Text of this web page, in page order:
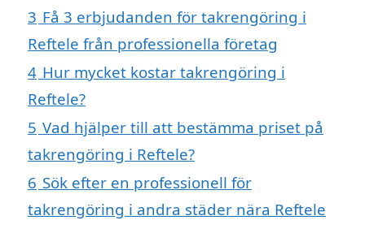
3 Få 3 erbjudanden för takrengöring i
Reftele från professionella företag
4 Hur mycket kostar takrengöring i
Reftele?
5 Vad hjälper till att bestämma priset på
takrengöring i Reftele?
6 Sök efter en professionell för
takrengöring i andra städer nära Reftele